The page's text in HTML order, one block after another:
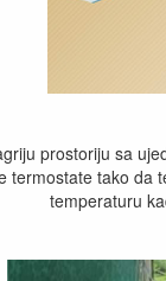
prostoriju sa
termostate tako
temperaturu